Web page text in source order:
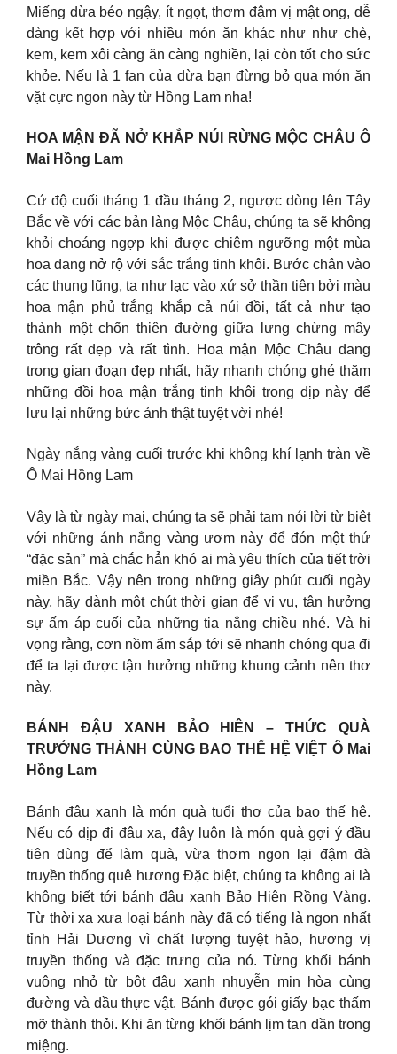
Miếng dừa béo ngậy, ít ngọt, thơm đậm vị mật ong, dễ
dàng kết hợp với nhiều món ăn khác như như chè,
kem, kem xôi càng ăn càng nghiền, lại còn tốt cho sức
khỏe. Nếu là 1 fan của dừa bạn đừng bỏ qua món ăn
vặt cực ngon này từ Hồng Lam nha!
HOA MẬN ĐÃ NỞ KHẮP NÚI RỪNG MỘC CHÂU Ô
Mai Hồng Lam
Cứ độ cuối tháng 1 đầu tháng 2, ngược dòng lên Tây
Bắc về với các bản làng Mộc Châu, chúng ta sẽ không
khỏi choáng ngợp khi được chiêm ngưỡng một mùa
hoa đang nở rộ với sắc trắng tinh khôi. Bước chân vào
các thung lũng, ta như lạc vào xứ sở thần tiên bởi màu
hoa mận phủ trắng khắp cả núi đồi, tất cả như tạo
thành một chốn thiên đường giữa lưng chừng mây
trông rất đẹp và rất tình. Hoa mận Mộc Châu đang
trong gian đoạn đẹp nhất, hãy nhanh chóng ghé thăm
những đồi hoa mận trắng tinh khôi trong dịp này để
lưu lại những bức ảnh thật tuyệt vời nhé!
Ngày nắng vàng cuối trước khi không khí lạnh tràn về
Ô Mai Hồng Lam
Vậy là từ ngày mai, chúng ta sẽ phải tạm nói lời từ biệt
với những ánh nắng vàng ươm này để đón một thứ
“đặc sản” mà chắc hẳn khó ai mà yêu thích của tiết trời
miền Bắc. Vậy nên trong những giây phút cuối ngày
này, hãy dành một chút thời gian để vi vu, tận hưởng
sự ấm áp cuối của những tia nắng chiều nhé. Và hi
vọng rằng, cơn nồm ẩm sắp tới sẽ nhanh chóng qua đi
để ta lại được tận hưởng những khung cảnh nên thơ
này.
BÁNH ĐẬU XANH BẢO HIÊN – THỨC QUÀ
TRƯỞNG THÀNH CÙNG BAO THẾ HỆ VIỆT Ô Mai
Hồng Lam
Bánh đậu xanh là món quà tuổi thơ của bao thế hệ.
Nếu có dịp đi đâu xa, đây luôn là món quà gợi ý đầu
tiên dùng để làm quà, vừa thơm ngon lại đậm đà
truyền thống quê hương Đặc biệt, chúng ta không ai là
không biết tới bánh đậu xanh Bảo Hiên Rồng Vàng.
Từ thời xa xưa loại bánh này đã có tiếng là ngon nhất
tỉnh Hải Dương vì chất lượng tuyệt hảo, hương vị
truyền thống và đặc trưng của nó. Từng khối bánh
vuông nhỏ từ bột đậu xanh nhuyễn mịn hòa cùng
đường và dầu thực vật. Bánh được gói giấy bạc thấm
mỡ thành thỏi. Khi ăn từng khối bánh lịm tan dần trong
miệng.